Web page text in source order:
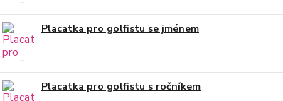
Placatka pro golfistu se jménem
Placatka pro golfistu s ročníkem